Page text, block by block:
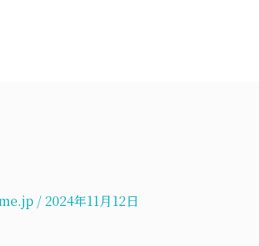
/ 2024年11月12日